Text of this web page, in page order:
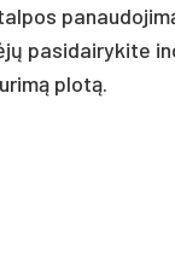
pasidairykite
plotą.